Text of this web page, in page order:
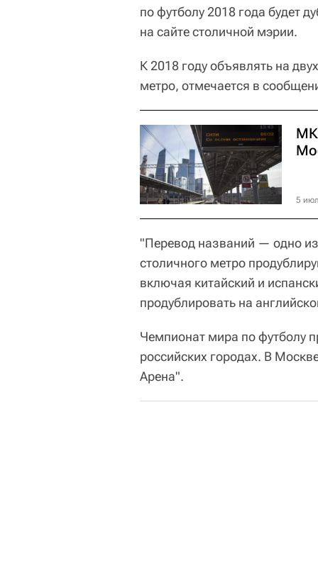
по футболу 2018 года будет
на сайте столичной мэрии.
К 2018 году объявлять на
метро, отмечается в
5
"Перевод названий — одно
столичного метро
включая китайский и
продублировать на
Чемпионат мира по футболу
российских городах. В
Арена".